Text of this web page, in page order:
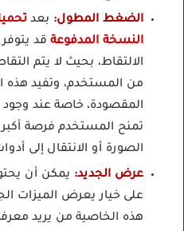
الضغط المطول: بعد
النسخة المدفوعة قد
الالتقاط، بحيث لا يتم
من المستخدم، وتفيد هذه
المقصودة، خاصة عند
تمنح المستخدم فرصة
الصورة أو الانتقال إلى
عرض الجديد:
على خيار يعرض الميزات
هذه الخاصية من يريد